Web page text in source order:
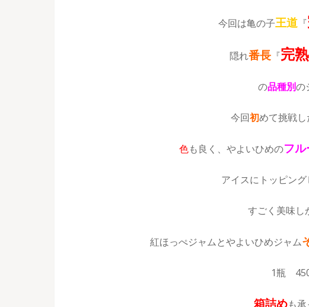
今回は亀の子王道 『
隠れ番長 『完
の品種別の
今回初めて挑戦し
色も良く、やよいひめのフ
アイスにトッピング
すごく美味し
紅ほっぺジャムとやよいひめジャム
1瓶
箱詰めも